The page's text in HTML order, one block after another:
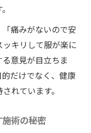
痛みがないので安
キリして服が楽に
意見が目立ちま
だけでなく、健康
れています。
術の秘密